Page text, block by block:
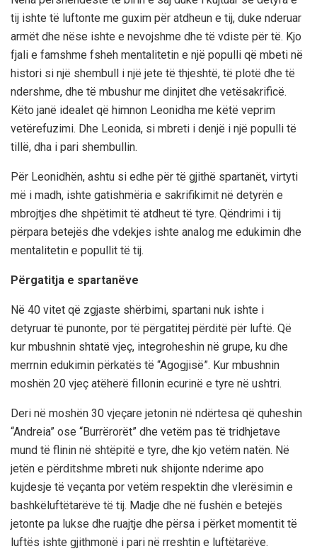
tij ishte të luftonte me guxim për atdheun e tij, duke nderuar
armët dhe nëse ishte e nevojshme dhe të vdiste për të. Kjo
fjali e famshme fsheh mentalitetin e një populli që mbeti në
histori si një shembull i një jete të thjeshtë, të plotë dhe të
ndershme, dhe të mbushur me dinjitet dhe vetësakrificë.
Këto janë idealet që himnon Leonidha me këtë veprim
vetërefuzimi. Dhe Leonida, si mbreti i denjë i një populli të
tillë, dha i pari shembullin.
Për Leonidhën, ashtu si edhe për të gjithë spartanët, virtyti
më i madh, ishte gatishmëria e sakrifikimit në detyrën e
mbrojtjes dhe shpëtimit të atdheut të tyre. Qëndrimi i tij
përpara betejës dhe vdekjes ishte analog me edukimin dhe
mentalitetin e popullit të tij.
Përgatitja e spartanëve
Në 40 vitet që zgjaste shërbimi, spartani nuk ishte i
detyruar të punonte, por të përgatitej përditë për luftë. Që
kur mbushnin shtatë vjeç, integroheshin në grupe, ku dhe
merrnin edukimin përkatës të “Agogjisë”. Kur mbushnin
moshën 20 vjeç atëherë fillonin ecurinë e tyre në ushtri.
Deri në moshën 30 vjeçare jetonin në ndërtesa që quheshin
“Andreia” ose “Burrërorët” dhe vetëm pas të tridhjetave
mund të flinin në shtëpitë e tyre, dhe kjo vetëm natën. Në
jetën e përditshme mbreti nuk shijonte nderime apo
kujdesje të veçanta por vetëm respektin dhe vlerësimin e
bashkëluftëtarëve të tij. Madje dhe në fushën e betejës
jetonte pa lukse dhe ruajtje dhe përsa i përket momentit të
luftës ishte gjithmonë i pari në rreshtin e luftëtarëve.